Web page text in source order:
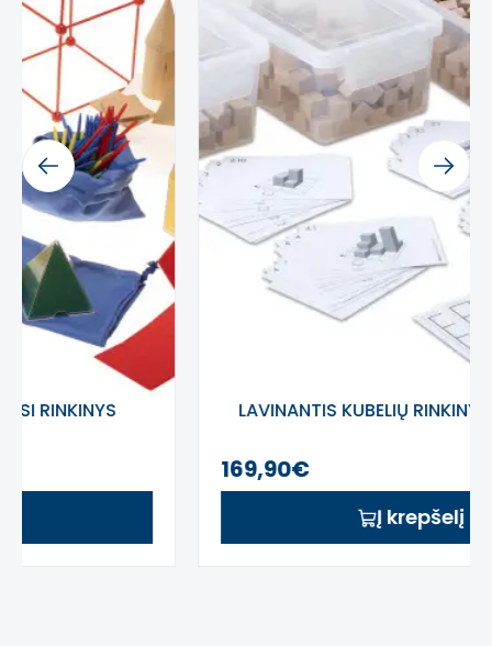
- supakuoti į
tvirtą medinę dėžutę
su
poslinkio dangteliu
Rinkinys įeina:
176 balti lazdelės (1 cm)
36 raudoni lazdelės (2 cm)
36 šviesūs pertvaros lazdelės (3 cm)
12 violetiniai lazdelės (4 cm)
10 geltonos lazdelės (5 cm)
10 tamsiai žalios lazdelės (6 cm)
10 juodos lazdelės (7 cm)
6 rudos lazdelės (8 cm)
6 mėlyna lazdelės (9 cm)
6 oranžinės lazdelės (10 cm)
medinis saugojimo dėžė
skaičiavimo įgūdžius ir loginį mąstymą
supratimą apie pagrindinius
motorinius įgūdžius ir rankų-akių
Previous
LAVINANTIS KUBELIŲ RINKINYS (450 vnt.)
Next